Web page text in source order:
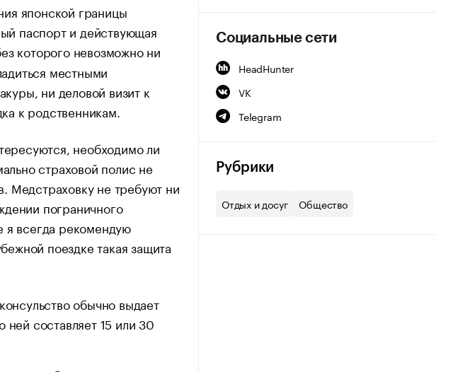
японской границы
паспорт и действующая
которого невозможно ни
местными
ни деловой визит к
к родственникам.
необходимо ли
страховой полис не
Медстраховку не требуют ни
пограничного
я всегда рекомендую
поездке такая защита
обычно выдает
составляет 15 или 30
Социальные сети
HeadHunter
VK
Telegram
Рубрики
Отдых и досуг Общество